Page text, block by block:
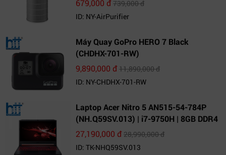
679,000 đ739,000 đ
ID: NY-AirPurifier
Máy Quay GoPro HERO 7 Black
(CHDHX-701-RW)
9,890,000 đ11,890,000 đ
ID: NY-CHDHX-701-RW
Laptop Acer Nitro 5 AN515-54-784P
(NH.Q59SV.013) | i7-9750H | 8GB DDR4
| 1TB HDD | GeForce GTX 1650 4GB |
27,190,000 đ28,990,000 đ
ID: TK-NHQ59SV.013